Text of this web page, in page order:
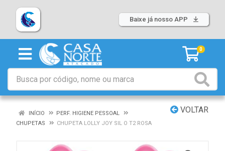
Baixe já nosso APP
0
VOLTAR
INÍCIO
PERF. HIGIENE PESSOAL
CHUPETAS
CHUPETA LOLLY JOY SIL O T2 ROSA